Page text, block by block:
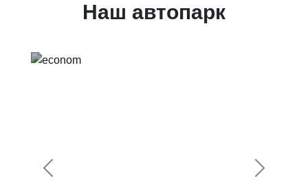
Наш автопарк
Предыдущий